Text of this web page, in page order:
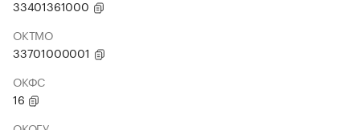
33401361000
ОКТМО
33701000001
ОКФС
16